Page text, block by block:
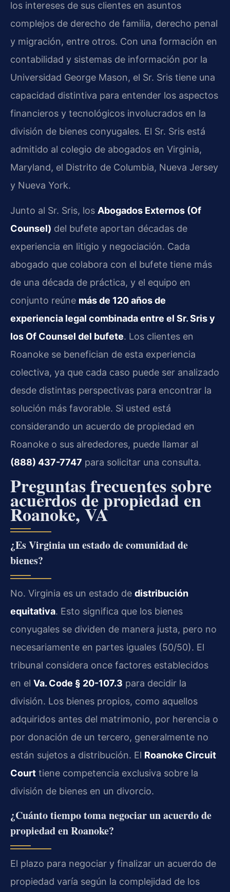
los intereses de sus clientes en asuntos
complejos de derecho de familia, derecho penal
y migración, entre otros. Con una formación en
contabilidad y sistemas de información por la
Universidad George Mason, el Sr. Sris tiene una
capacidad distintiva para entender los aspectos
financieros y tecnológicos involucrados en la
división de bienes conyugales. El Sr. Sris está
admitido al colegio de abogados en Virginia,
Maryland, el Distrito de Columbia, Nueva Jersey
y Nueva York.
Junto al Sr. Sris, los Abogados Externos (Of
Counsel) del bufete aportan décadas de
experiencia en litigio y negociación. Cada
abogado que colabora con el bufete tiene más
de una década de práctica, y el equipo en
conjunto reúne más de 120 años de
experiencia legal combinada entre el Sr. Sris y
los Of Counsel del bufete. Los clientes en
Roanoke se benefician de esta experiencia
colectiva, ya que cada caso puede ser analizado
desde distintas perspectivas para encontrar la
solución más favorable. Si usted está
considerando un acuerdo de propiedad en
Roanoke o sus alrededores, puede llamar al
(888) 437-7747 para solicitar una consulta.
Preguntas frecuentes sobre
acuerdos de propiedad en
Roanoke, VA
¿Es Virginia un estado de comunidad de
bienes?
No. Virginia es un estado de distribución
equitativa. Esto significa que los bienes
conyugales se dividen de manera justa, pero no
necesariamente en partes iguales (50/50). El
tribunal considera once factores establecidos
en el Va. Code § 20-107.3 para decidir la
división. Los bienes propios, como aquellos
adquiridos antes del matrimonio, por herencia o
por donación de un tercero, generalmente no
están sujetos a distribución. El Roanoke Circuit
Court tiene competencia exclusiva sobre la
división de bienes en un divorcio.
¿Cuánto tiempo toma negociar un acuerdo de
propiedad en Roanoke?
El plazo para negociar y finalizar un acuerdo de
propiedad varía según la complejidad de los